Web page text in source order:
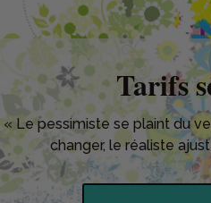
Tarifs
« Le pessimiste se plaint du
changer, le réaliste